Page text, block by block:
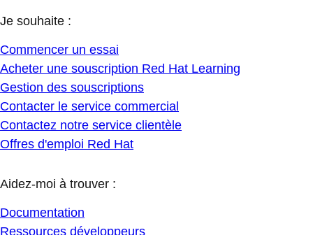
Je souhaite :
Commencer un essai
Acheter une souscription Red Hat Learning
Gestion des souscriptions
Contacter le service commercial
Contactez notre service clientèle
Offres d'emploi Red Hat
Aidez-moi à trouver :
Documentation
Ressources développeurs